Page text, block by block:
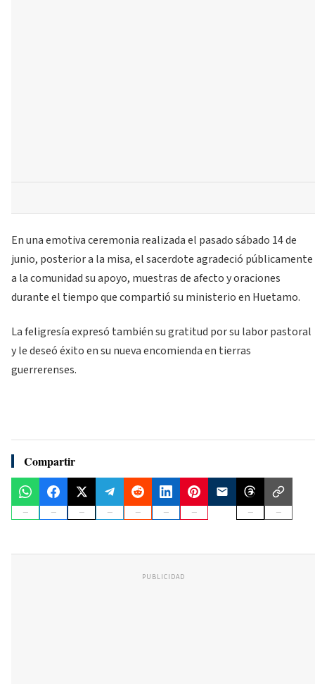
En una emotiva ceremonia realizada el pasado sábado 14 de
junio, posterior a la misa, el sacerdote agradeció públicamente
a la comunidad su apoyo, muestras de afecto y oraciones
durante el tiempo que compartió su ministerio en Huetamo.
La feligresía expresó también su gratitud por su labor pastoral
y le deseó éxito en su nueva encomienda en tierras
guerrerenses.
Compartir
PUBLICIDAD